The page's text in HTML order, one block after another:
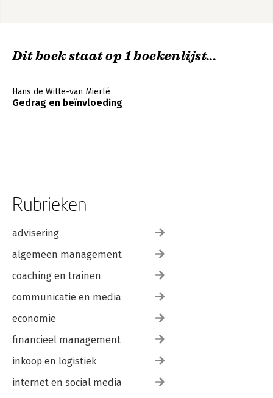
Dit boek staat op 1 boekenlijst...
Hans de Witte-van Mierlé
Gedrag en beïnvloeding
Rubrieken
advisering
algemeen management
coaching en trainen
communicatie en media
economie
financieel management
inkoop en logistiek
internet en social media